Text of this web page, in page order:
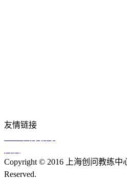
友情链接
Copyright © 2016 上海创问教练中
Reserved.